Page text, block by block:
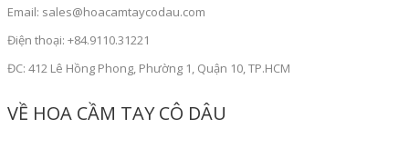
Email: sales@hoacamtaycodau.com
Điện thoại: +84.9110.31221
ĐC: 412 Lê Hồng Phong, Phường 1, Quận 10, TP.HCM
VỀ HOA CẦM TAY CÔ DÂU